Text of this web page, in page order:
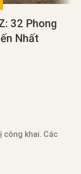
32 Phong
Nhất
công khai. Các